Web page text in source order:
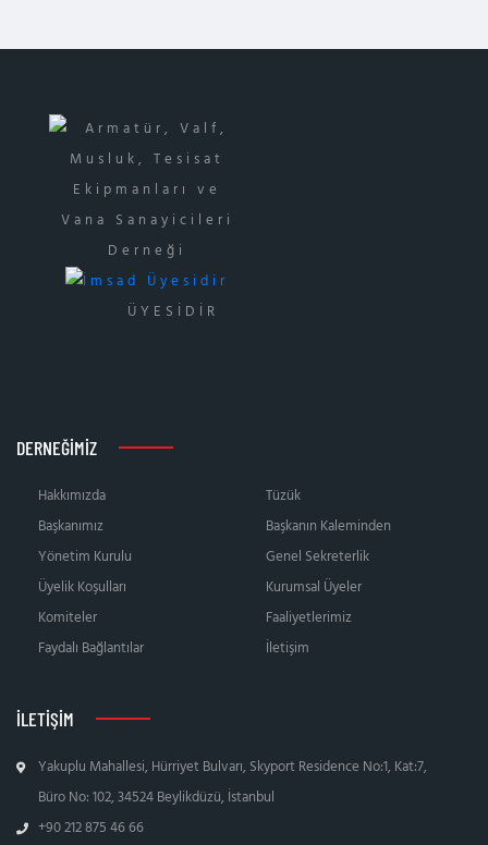
ÜYESİDİR
DERNEĞIMIZ
Hakkımızda
Tüzük
Başkanımız
Başkanın Kaleminden
Yönetim Kurulu
Genel Sekreterlik
Üyelik Koşulları
Kurumsal Üyeler
Komiteler
Faaliyetlerimiz
Faydalı Bağlantılar
İletişim
İLETIŞIM
Yakuplu Mahallesi, Hürriyet Bulvarı, Skyport Residence No:1, Kat:7,
Büro No: 102, 34524 Beylikdüzü, İstanbul
+90 212 875 46 66